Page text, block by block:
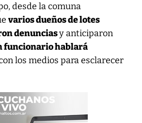
desde la comuna
varios dueños de lotes
denunciasy anticiparon
funcionario hablará
los medios para esclarecer